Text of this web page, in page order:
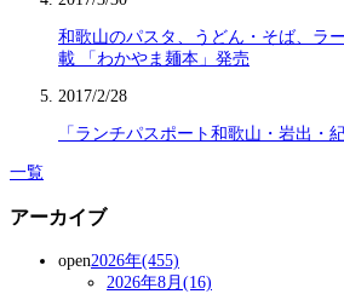
和歌山のパスタ、うどん・そば、ラ
載 「わかやま麺本」発売
2017/2/28
「ランチパスポート和歌山・岩出・
一覧
アーカイブ
open2026年(455)
2026年8月(16)